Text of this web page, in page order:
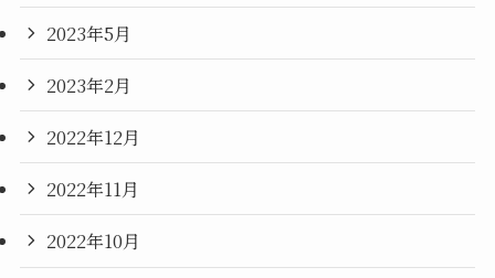
2023年5月
2023年2月
2022年12月
2022年11月
2022年10月